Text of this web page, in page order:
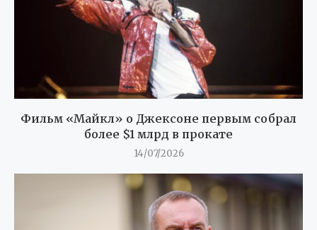
Фильм «Майкл» о Джексоне первым собрал
более $1 млрд в прокате
14/07/2026